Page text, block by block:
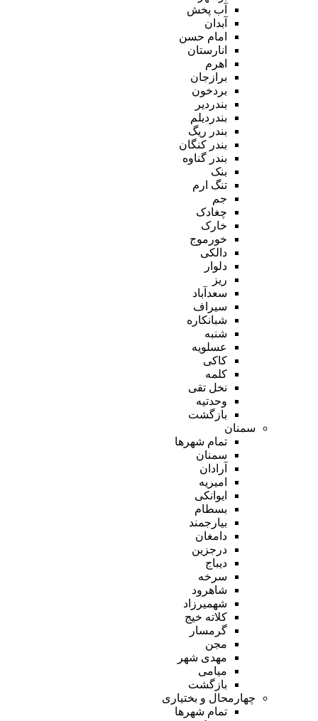
آب پخش
آبدان
امام حسن
انارستان
اهرم
برازجان
بردخون
بندردیر
بندردیلم
بندر ریگ
بندر کنگان
بندر گناوه
بنک
تنگ ارم
جم
چغادک
خارک
خورموج
دالکی
دلوار
ریز
سعدآباد
سیراف
شبانکاره
شنبه
عسلویه
کاکی
کلمه
نخل تقی
وحدتیه
بازگشت
سمنان
تمام شهر‌ها
سمنان
آرادان
امیریه
ایوانکی
بسطام
بیارجمند
دامغان
درجزین
دیباج
سرخه
شاهرود
شهمیرزاد
کلاته خیج
گرمسار
مجن
مهدی شهر
میامی
بازگشت
چهارمحال و بختیاری
تمام شهر‌ها